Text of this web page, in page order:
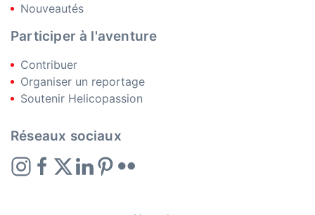
Nouveautés
Participer à l'aventure
Contribuer
Organiser un reportage
Soutenir Helicopassion
Réseaux sociaux